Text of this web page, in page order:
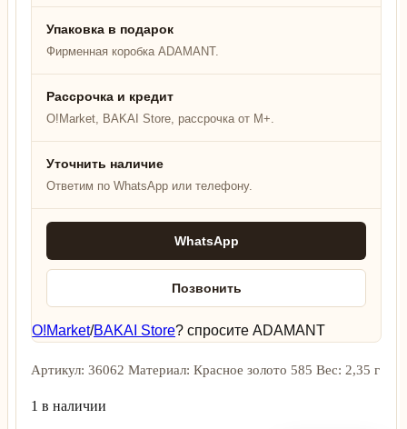
Упаковка в подарок
Фирменная коробка ADAMANT.
Рассрочка и кредит
O!Market, BAKAI Store, рассрочка от M+.
Уточнить наличие
Ответим по WhatsApp или телефону.
WhatsApp
Позвонить
O!Market/BAKAI Store? спросите ADAMANT
Артикул: 36062 Материал: Красное золото 585 Вес: 2,35 г
1 в наличии